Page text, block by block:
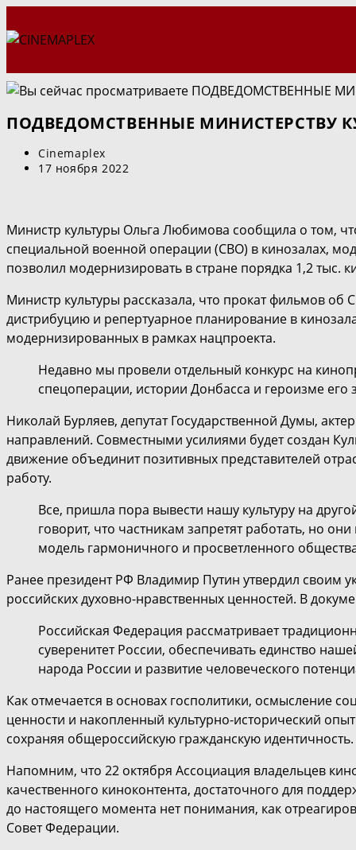
к
ПОДВЕДОМСТВЕННЫЕ МИНИСТЕРСТВУ
Автор
записи:
Cinemaplex
Запись
17 ноября 2022
Министр культуры Ольга Любимова сообщила о том,
специальной военной операции (СВО) в кинозалах,
позволил модернизировать в стране порядка 1,2 тыс.
Министр культуры рассказала, что прокат фильмов
дистрибуцию и репертуарное планирование в
модернизированных в рамках нацпроекта.
Недавно мы провели отдельный конкурс на
спецоперации, истории Донбасса и героизме
Николай Бурляев, депутат Государственной Думы,
направлений. Совместными усилиями будет создан
движение объединит позитивных представителей
работу.
Все, пришла пора вывести нашу культуру на
говорит, что частникам запретят работать, но
модель гармоничного и просветленного
Ранее президент РФ Владимир Путин утвердил своим
российских духовно-нравственных ценностей. В
Российская Федерация рассматривает
суверенитет России, обеспечивать единство
народа России и развитие человеческого
Как отмечается в основах госполитики, осмысление
ценности и накопленный культурно-исторический
сохраняя общероссийскую гражданскую идентичность.
Напомним, что 22 октября Ассоциация владельцев
качественного киноконтента, достаточного для
до настоящего момента нет понимания, как
Совет Федерации.